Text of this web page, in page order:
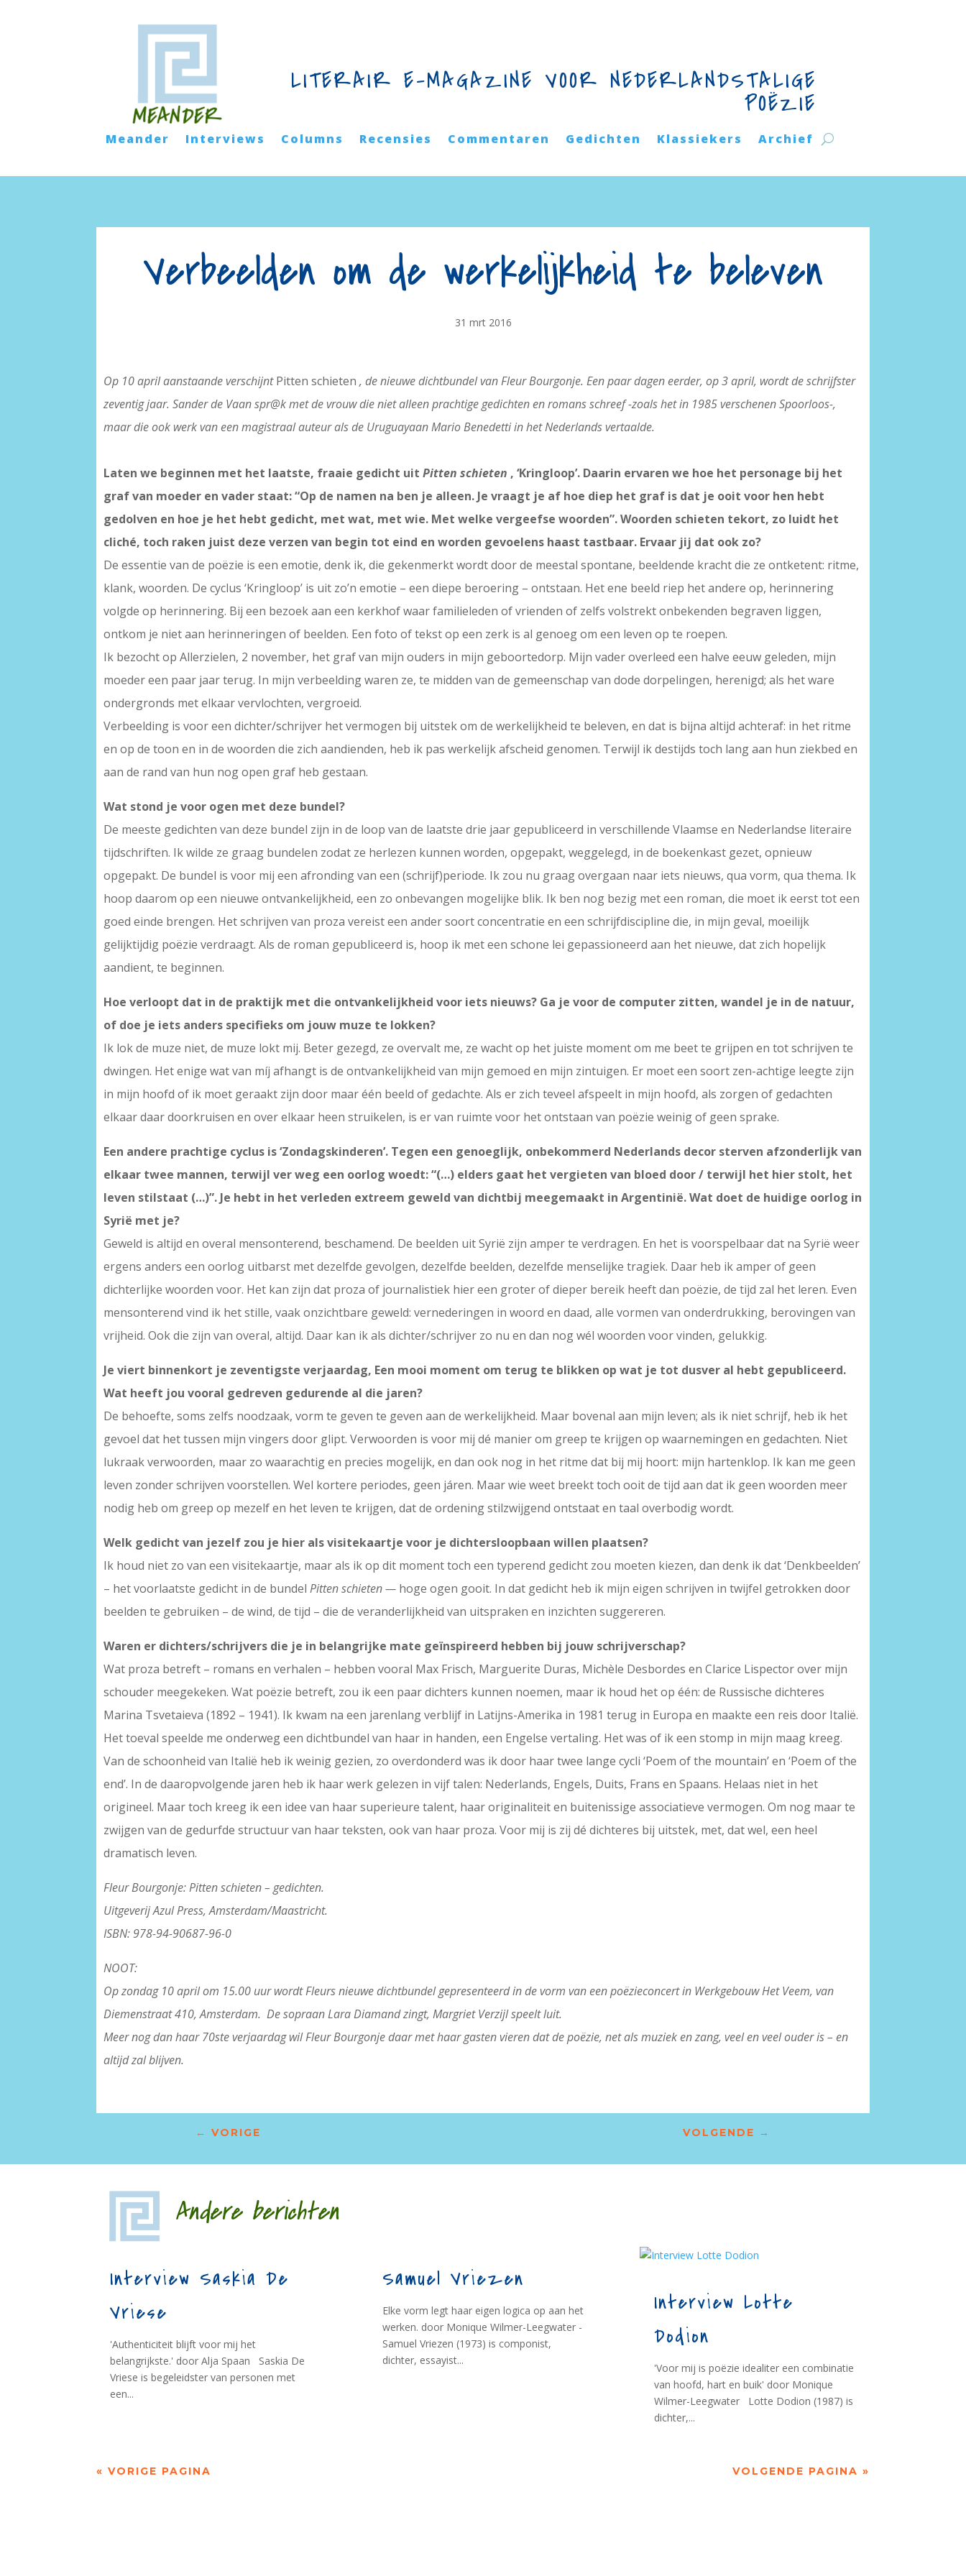
LITERAIR E-MAGAZINE VOOR NEDERLANDSTALIGE
POËZIE
Meander Interviews Columns Recensies Commentaren Gedichten Klassiekers Archief
Verbeelden om de werkelijkheid te beleven
31 mrt 2016
Op 10 april aanstaande verschijntPitten schieten, de nieuwe dichtbundel van Fleur Bourgonje. Een paar dagen eerder, op 3 april, wordt de schrijfster
zeventig jaar. Sander de Vaan spr@k met de vrouw die niet alleen prachtige gedichten en romans schreef -zoals het in 1985 verschenen Spoorloos-,
maar die ook werk van een magistraal auteur als de Uruguayaan Mario Benedetti in het Nederlands vertaalde.
Laten we beginnen met het laatste, fraaie gedicht uitPitten schieten , ‘Kringloop’. Daarin ervaren we hoe het personage bij het
graf van moeder en vader staat: “Op de namen na ben je alleen. Je vraagt je af hoe diep het graf is dat je ooit voor hen hebt
gedolven en hoe je het hebt gedicht, met wat, met wie. Met welke vergeefse woorden”. Woorden schieten tekort, zo luidt het
cliché, toch raken juist deze verzen van begin tot eind en worden gevoelens haast tastbaar. Ervaar jij dat ook zo?
De essentie van de poëzie is een emotie, denk ik, die gekenmerkt wordt door de meestal spontane, beeldende kracht die ze ontketent: ritme,
klank, woorden. De cyclus ‘Kringloop’ is uit zo’n emotie – een diepe beroering – ontstaan. Het ene beeld riep het andere op, herinnering
volgde op herinnering. Bij een bezoek aan een kerkhof waar familieleden of vrienden of zelfs volstrekt onbekenden begraven liggen,
ontkom je niet aan herinneringen of beelden. Een foto of tekst op een zerk is al genoeg om een leven op te roepen.
Ik bezocht op Allerzielen, 2 november, het graf van mijn ouders in mijn geboortedorp. Mijn vader overleed een halve eeuw geleden, mijn
moeder een paar jaar terug. In mijn verbeelding waren ze, te midden van de gemeenschap van dode dorpelingen, herenigd; als het ware
ondergronds met elkaar vervlochten, vergroeid.
Verbeelding is voor een dichter/schrijver het vermogen bij uitstek om de werkelijkheid te beleven, en dat is bijna altijd achteraf: in het ritme
en op de toon en in de woorden die zich aandienden, heb ik pas werkelijk afscheid genomen. Terwijl ik destijds toch lang aan hun ziekbed en
aan de rand van hun nog open graf heb gestaan.
Wat stond je voor ogen met deze bundel?
De meeste gedichten van deze bundel zijn in de loop van de laatste drie jaar gepubliceerd in verschillende Vlaamse en Nederlandse literaire
tijdschriften. Ik wilde ze graag bundelen zodat ze herlezen kunnen worden, opgepakt, weggelegd, in de boekenkast gezet, opnieuw
opgepakt. De bundel is voor mij een afronding van een (schrijf)periode. Ik zou nu graag overgaan naar iets nieuws, qua vorm, qua thema. Ik
hoop daarom op een nieuwe ontvankelijkheid, een zo onbevangen mogelijke blik. Ik ben nog bezig met een roman, die moet ik eerst tot een
goed einde brengen. Het schrijven van proza vereist een ander soort concentratie en een schrijfdiscipline die, in mijn geval, moeilijk
gelijktijdig poëzie verdraagt. Als de roman gepubliceerd is, hoop ik met een schone lei gepassioneerd aan het nieuwe, dat zich hopelijk
aandient, te beginnen.
Hoe verloopt dat in de praktijk met die ontvankelijkheid voor iets nieuws? Ga je voor de computer zitten, wandel je in de natuur,
of doe je iets anders specifieks om jouw muze te lokken?
Ik lok de muze niet, de muze lokt mij. Beter gezegd, ze overvalt me, ze wacht op het juiste moment om me beet te grijpen en tot schrijven te
dwingen. Het enige wat van míj afhangt is de ontvankelijkheid van mijn gemoed en mijn zintuigen. Er moet een soort zen-achtige leegte zijn
in mijn hoofd of ik moet geraakt zijn door maar één beeld of gedachte. Als er zich teveel afspeelt in mijn hoofd, als zorgen of gedachten
elkaar daar doorkruisen en over elkaar heen struikelen, is er van ruimte voor het ontstaan van poëzie weinig of geen sprake.
Een andere prachtige cyclus is ‘Zondagskinderen’. Tegen een genoeglijk, onbekommerd Nederlands decor sterven afzonderlijk van
elkaar twee mannen, terwijl ver weg een oorlog woedt: “(…) elders gaat het vergieten van bloed door / terwijl het hier stolt, het
leven stilstaat (…)”. Je hebt in het verleden extreem geweld van dichtbij meegemaakt in Argentinië. Wat doet de huidige oorlog in
Syrië met je?
Geweld is altijd en overal mensonterend, beschamend. De beelden uit Syrië zijn amper te verdragen. En het is voorspelbaar dat na Syrië weer
ergens anders een oorlog uitbarst met dezelfde gevolgen, dezelfde beelden, dezelfde menselijke tragiek. Daar heb ik amper of geen
dichterlijke woorden voor. Het kan zijn dat proza of journalistiek hier een groter of dieper bereik heeft dan poëzie, de tijd zal het leren. Even
mensonterend vind ik het stille, vaak onzichtbare geweld: vernederingen in woord en daad, alle vormen van onderdrukking, berovingen van
vrijheid. Ook die zijn van overal, altijd. Daar kan ik als dichter/schrijver zo nu en dan nog wél woorden voor vinden, gelukkig.
Je viert binnenkort je zeventigste verjaardag, Een mooi moment om terug te blikken op wat je tot dusver al hebt gepubliceerd.
Wat heeft jou vooral gedreven gedurende al die jaren?
De behoefte, soms zelfs noodzaak, vorm te geven te geven aan de werkelijkheid. Maar bovenal aan mijn leven; als ik niet schrijf, heb ik het
gevoel dat het tussen mijn vingers door glipt. Verwoorden is voor mij dé manier om greep te krijgen op waarnemingen en gedachten. Niet
lukraak verwoorden, maar zo waarachtig en precies mogelijk, en dan ook nog in het ritme dat bij mij hoort: mijn hartenklop. Ik kan me geen
leven zonder schrijven voorstellen. Wel kortere periodes, geen járen. Maar wie weet breekt toch ooit de tijd aan dat ik geen woorden meer
nodig heb om greep op mezelf en het leven te krijgen, dat de ordening stilzwijgend ontstaat en taal overbodig wordt.
Welk gedicht van jezelf zou je hier als visitekaartje voor je dichtersloopbaan willen plaatsen?
Ik houd niet zo van een visitekaartje, maar als ik op dit moment toch een typerend gedicht zou moeten kiezen, dan denk ik dat ‘Denkbeelden’
– het voorlaatste gedicht in de bundelPitten schieten — hoge ogen gooit. In dat gedicht heb ik mijn eigen schrijven in twijfel getrokken door
beelden te gebruiken – de wind, de tijd – die de veranderlijkheid van uitspraken en inzichten suggereren.
Waren er dichters/schrijvers die je in belangrijke mate geïnspireerd hebben bij jouw schrijverschap?
Wat proza betreft – romans en verhalen – hebben vooral Max Frisch, Marguerite Duras, Michèle Desbordes en Clarice Lispector over mijn
schouder meegekeken. Wat poëzie betreft, zou ik een paar dichters kunnen noemen, maar ik houd het op één: de Russische dichteres
Marina Tsvetaieva (1892 – 1941). Ik kwam na een jarenlang verblijf in Latijns-Amerika in 1981 terug in Europa en maakte een reis door Italië.
Het toeval speelde me onderweg een dichtbundel van haar in handen, een Engelse vertaling. Het was of ik een stomp in mijn maag kreeg.
Van de schoonheid van Italië heb ik weinig gezien, zo overdonderd was ik door haar twee lange cycli ‘Poem of the mountain’ en ‘Poem of the
end’. In de daaropvolgende jaren heb ik haar werk gelezen in vijf talen: Nederlands, Engels, Duits, Frans en Spaans. Helaas niet in het
origineel. Maar toch kreeg ik een idee van haar superieure talent, haar originaliteit en buitenissige associatieve vermogen. Om nog maar te
zwijgen van de gedurfde structuur van haar teksten, ook van haar proza. Voor mij is zij dé dichteres bij uitstek, met, dat wel, een heel
dramatisch leven.
Fleur Bourgonje: Pitten schieten – gedichten.
Uitgeverij Azul Press, Amsterdam/Maastricht.
ISBN: 978-94-90687-96-0
NOOT:
Op zondag 10 april om 15.00 uur wordt Fleurs nieuwe dichtbundel gepresenteerd in de vorm van een poëzieconcert in Werkgebouw Het Veem, van
Diemenstraat 410, Amsterdam.De sopraan Lara Diamand zingt, Margriet Verzijl speelt luit.
Meer nog dan haar 70ste verjaardag wil Fleur Bourgonje daar met haar gasten vieren dat de poëzie, net als muziek en zang, veel en veel ouder is – en
altijd zal blijven.
← VORIGE VOLGENDE →
Andere berichten
Interview Saskia De
Vriese
'Authenticiteit blijft voor mij het
belangrijkste.' door Alja Spaan Saskia De
Vriese is begeleidster van personen met
een...
Samuel Vriezen
Elke vorm legt haar eigen logica op aan het
werken. door Monique Wilmer-Leegwater -
Samuel Vriezen (1973) is componist,
dichter, essayist...
Interview Lotte
Dodion
'Voor mij is poëzie idealiter een combinatie
van hoofd, hart en buik' door Monique
Wilmer-Leegwater Lotte Dodion (1987) is
dichter,...
« VORIGE PAGINA VOLGENDE PAGINA »